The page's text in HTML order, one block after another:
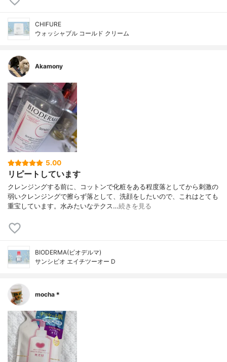
CHIFURE
ウォッシャブル コールド クリーム
Akamony
5.00
リピートしています
クレンジングする前に、コットンで化粧をある程度落としてから刺激の
弱いクレンジングで擦らず落として、洗顔をしたいので、これはとても
重宝しています。水みたいなテクス…続きを見る
BIODERMA(ビオデルマ)
サンシビオ エイチツーオー D
mocha＊